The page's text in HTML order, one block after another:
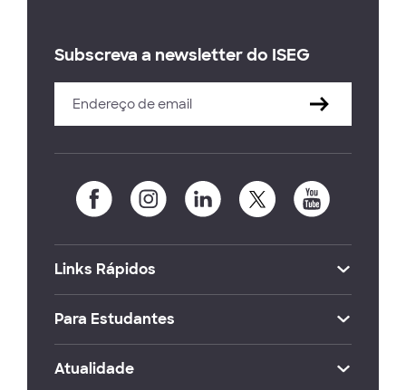
Subscreva a newsletter do ISEG
Links Rápidos
Para Estudantes
Atualidade